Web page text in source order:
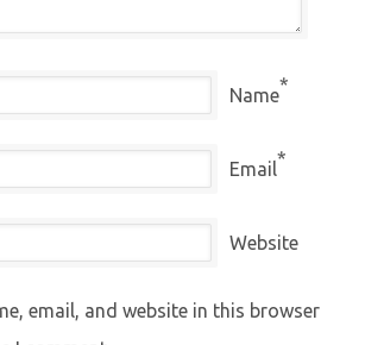
Name*
Email*
Website
email, and website in this browser